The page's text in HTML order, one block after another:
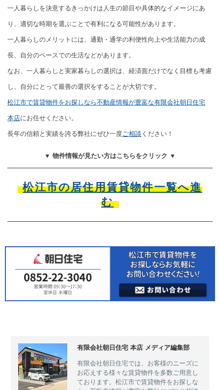
一人暮らしを決意するきっかけは人生の節目や具体的なイメージにあ
り、適切な時期を選ぶことで有利になる可能性があります。
一人暮らしのメリットには、通勤・通学の利便性向上や生活能力の成
長、自分のペースでの生活などがあります。
なお、一人暮らしと実家暮らしの選択は、経済面だけでなく目標も考慮
し、自分にとって最善の選択をすることが大切です。
松江市で賃貸物件をお探しなら不動産情報が豊富な有限会社朝日住宅
本店にお任せください。
長年の信頼と実績を誇る弊社にぜひ一度 ご相談 ください！
▼ 物件情報が見たい方はこちらをクリック ▼
松江市の居住用賃貸物件一覧へ進
む
有限会社朝日住宅 本店 メディア編集部
有限会社朝日住宅では、お客様のニーズに
お応えする様々な賃貸物件を多数ご用意し
ております。松江市で賃貸物件をお探しな